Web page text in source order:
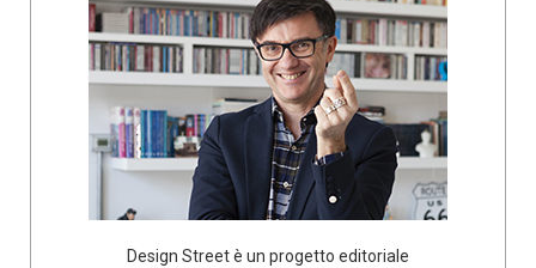
Design Street è un progetto editoriale